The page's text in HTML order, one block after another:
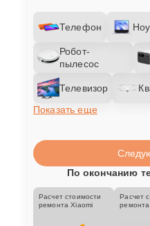
Телефон
Робот-
пылесос
Телевизор
Показать еще
По окончанию
Расчет стоимости
ремонта Xiaomi
Расчет
ремонта